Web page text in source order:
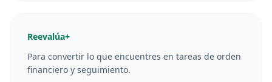
Reevalúa+
Para convertir lo que encuentres en tareas de orden
financiero y seguimiento.